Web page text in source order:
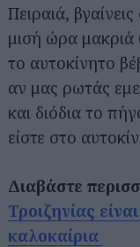
Πειραιά,
μισή ώρα
το αυτοκίνητο
αν μας ρωτάς
και διόδια το
είστε στο
Διαβάστε
Τροιζηνίας
καλοκαίρια